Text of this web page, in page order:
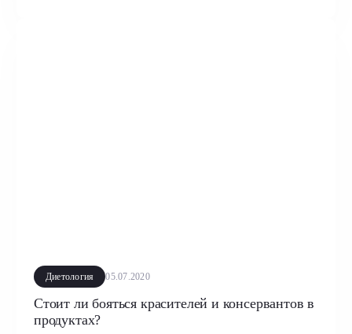
Диетология 05.07.2020
Стоит ли бояться красителей и консервантов в
продуктах?